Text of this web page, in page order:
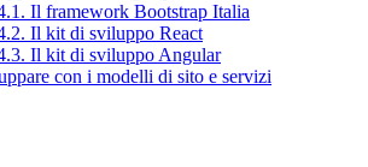
Il framework Bootstrap Italia
Il kit di sviluppo React
Il kit di sviluppo Angular
con i modelli di sito e servizi